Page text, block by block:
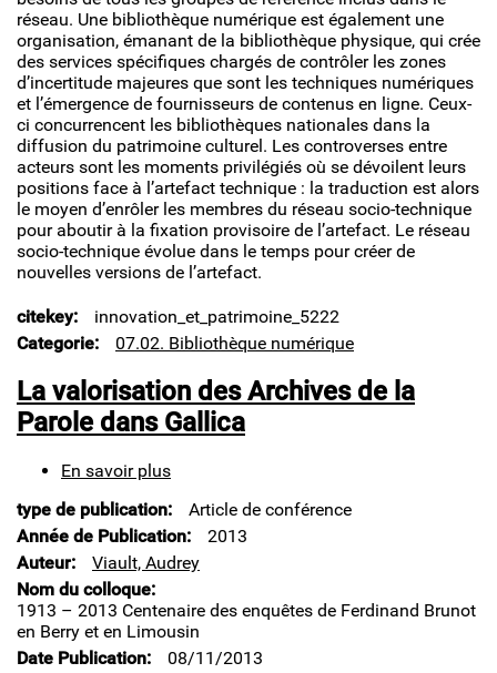
réseau. Une bibliothèque numérique est également une
organisation, émanant de la bibliothèque physique, qui crée
des services spécifiques chargés de contrôler les zones
d’incertitude majeures que sont les techniques numériques
et l’émergence de fournisseurs de contenus en ligne. Ceux-
ci concurrencent les bibliothèques nationales dans la
diffusion du patrimoine culturel. Les controverses entre
acteurs sont les moments privilégiés où se dévoilent leurs
positions face à l’artefact technique : la traduction est alors
le moyen d’enrôler les membres du réseau socio-technique
pour aboutir à la fixation provisoire de l’artefact. Le réseau
socio-technique évolue dans le temps pour créer de
nouvelles versions de l’artefact.
citekey
innovation_et_patrimoine_5222
Categorie
07.02. Bibliothèque numérique
La valorisation des Archives de la
Parole dans Gallica
En savoir plus
valorisation
des
Archives
de
Parole
dans
Gallica
type de publication
Article de conférence
Année de Publication
2013
Auteur
Viault, Audrey
Nom du colloque
1913 – 2013 Centenaire des enquêtes de Ferdinand Brunot
en Berry et en Limousin
Date Publication
08/11/2013